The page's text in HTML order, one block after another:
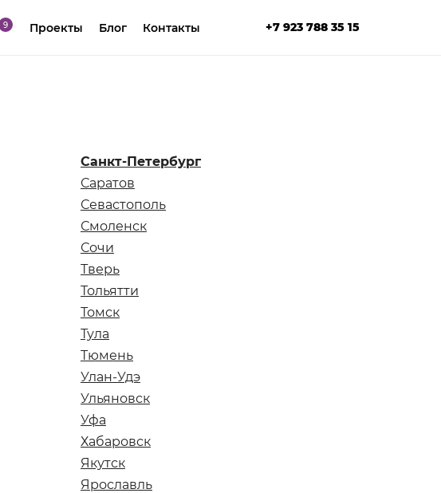
Проекты Блог Контакты +7 923 788 35 15
Санкт-Петербург
Саратов
Севастополь
Смоленск
Сочи
Тверь
Тольятти
Томск
Тула
Тюмень
Улан-Удэ
Ульяновск
Уфа
Хабаровск
Якутск
Ярославль